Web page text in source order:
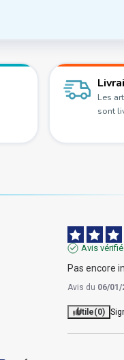
Les
sont
Avis vérifié
Pas encore
Avis du 06/01/
Utile(0)